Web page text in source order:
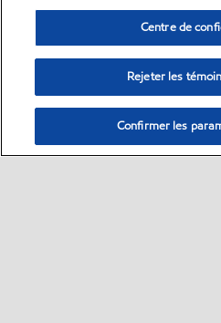
Centre de
Rejeter les
Confirmer les